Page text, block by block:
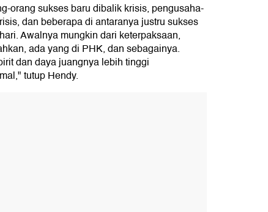
orang sukses baru dibalik krisis, pengusaha-
dan beberapa di antaranya justru sukses
Awalnya mungkin dari keterpaksaan,
ada yang di PHK, dan sebagainya.
dan daya juangnya lebih tinggi
tutup Hendy.